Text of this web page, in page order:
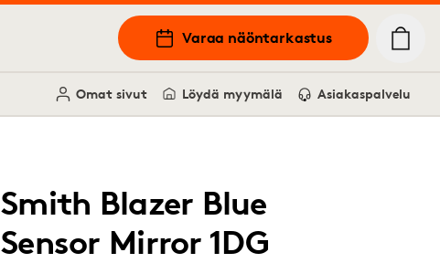
Varaa näöntarkastus
Omat sivut Löydä myymälä Asiakaspalvelu
Smith Blazer Blue
Sensor Mirror 1DG